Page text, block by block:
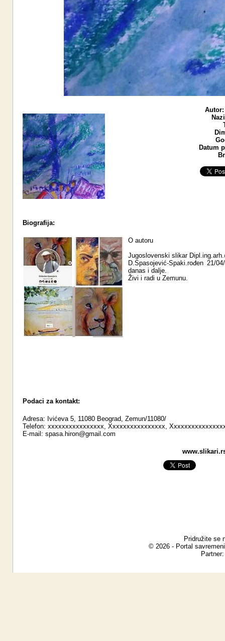
Autor:
Datum
Biografija:
O autoru
Jugoslovenski slikar
D.Spasojević-Spaki.rođen 21/
danas i dalje.
Živi i radi u Zemunu.
Podaci za kontakt:
Adresa: Ivićeva 5, 11080 Beograd, Zemun/11080/
Telefon: xxxxxxxxxxxxxxxx, Xxxxxxxxxxxxxxxx,
E-mail: spasa.hiron@gmail.com
Pridružite se
© 2026 - Portal